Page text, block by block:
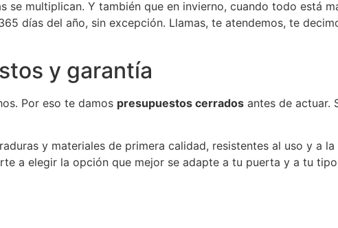
se multiplican. Y también que en invierno, cuando todo está
días del año, sin excepción. Llamas, te atendemos, te
y garantía
Por eso te damos presupuestos cerrados antes de actuar.
y materiales de primera calidad, resistentes al uso y a
a elegir la opción que mejor se adapte a tu puerta y a tu